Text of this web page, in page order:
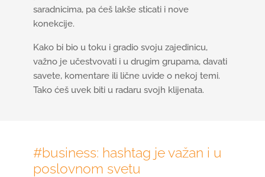
saradnicima, pa ćeš lakše sticati i nove
konekcije.
Kako bi bio u toku i gradio svoju zajedinicu,
važno je učestvovati i u drugim grupama, davati
savete, komentare ili lične uvide o nekoj temi.
Tako ćeš uvek biti u radaru svojh klijenata.
#business: hashtag je važan i u
poslovnom svetu